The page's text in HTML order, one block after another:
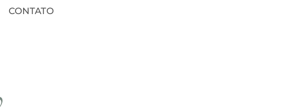
CONTATO